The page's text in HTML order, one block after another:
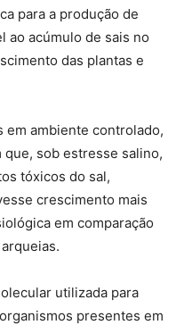
para a produção de
ao acúmulo de sais no
das plantas e
em ambiente controlado,
sob estresse salino,
tóxicos do sal,
crescimento mais
em comparação
utilizada para
presentes em